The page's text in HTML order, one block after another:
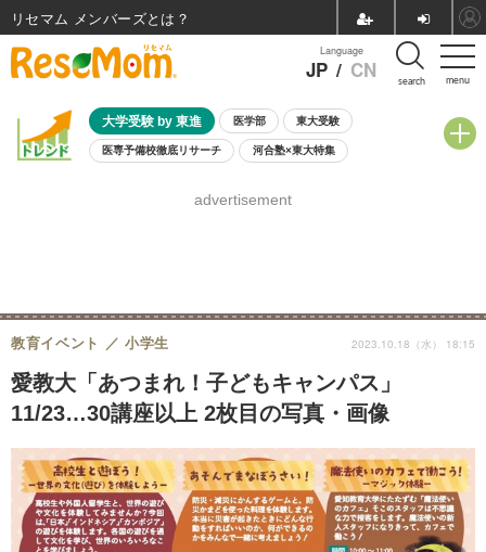
menu
Language
JP / CN search
大学受験 by 東進 医学部 東大受験
医専予備校徹底リサーチ 河合塾×東大特集
8月開催学校説明会・相談会
advertisement
愛教大「あつまれ！子どもキャンパス」
11/23…30講座以上 2枚目の写真・画像
教育イベント 小学生 2023.10.18（水） 18:15
リセマム メンバーズ